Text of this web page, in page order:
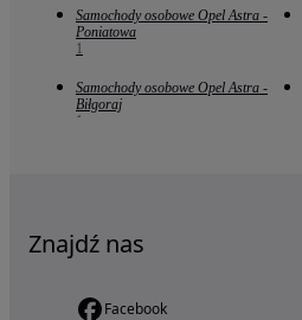
Samochody osobowe Opel Astra -
Poniatowa
1
Samochody osobowe Opel Astra -
Biłgoraj
1
Znajdź nas
Facebook